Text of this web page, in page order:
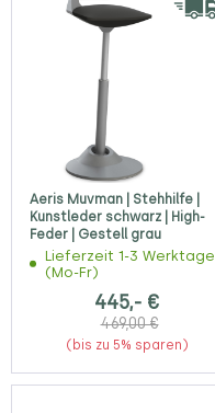
Aeris Muvman | Stehhilfe |
Kunstleder schwarz | High-
Feder | Gestell grau
Lieferzeit 1-3 Werktage
(Mo-Fr)
445,- €
469,00 €
(bis zu 5% sparen)